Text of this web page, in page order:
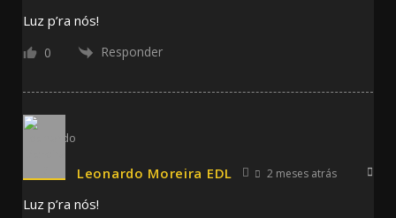
Luz p’ra nós!
0 Responder
Leonardo Moreira EDL 2 meses atrás
Luz p’ra nós!